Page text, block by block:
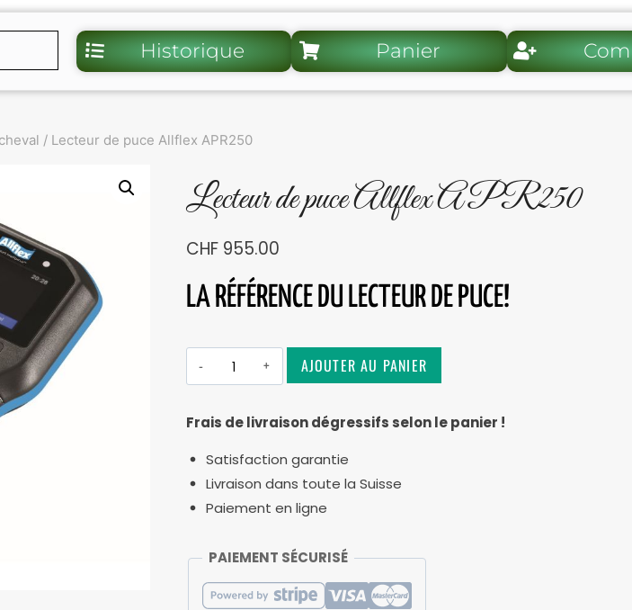
Historique Panier
/ Lecteur de puce Allflex APR250
Lecteur de puce Allflex APR250
CHF955.00
LA RÉFÉRENCE DU LECTEUR DE PUCE!
AJOUTER AU PANIER
Frais de livraison dégressifs selon le panier !
Satisfaction garantie
Livraison dans toute la Suisse
Paiement en ligne
PAIEMENT SÉCURISÉ